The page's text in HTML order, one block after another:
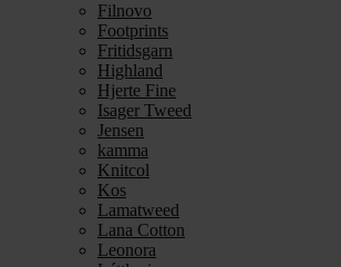
Filnovo
Footprints
Fritidsgarn
Highland
Hjerte Fine
Isager Tweed
Jensen
kamma
Knitcol
Kos
Lamatweed
Lana Cotton
Leonora